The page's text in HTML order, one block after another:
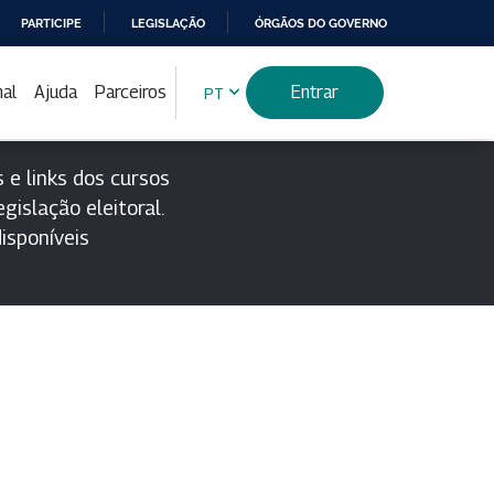
PARTICIPE LEGISLAÇÃO ÓRGÃOS DO GOVERNO
Ajuda Parceiros PT Entrar
e links dos cursos
eleitoral.